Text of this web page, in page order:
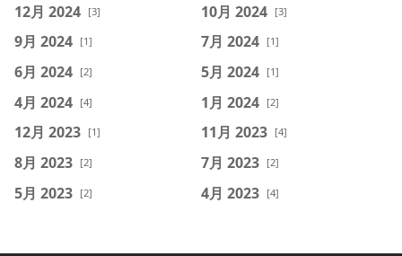
12月 2024 [3] 10月 2024 [3]
9月 2024 [1] 7月 2024 [1]
6月 2024 [2] 5月 2024 [1]
4月 2024 [4] 1月 2024 [2]
12月 2023 [1] 11月 2023 [4]
8月 2023 [2] 7月 2023 [2]
5月 2023 [2] 4月 2023 [4]